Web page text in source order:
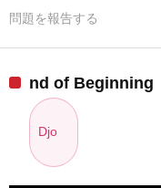
問題を報告する
nd of Beginning
Djo